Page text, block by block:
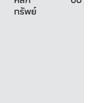
ทรัพย์